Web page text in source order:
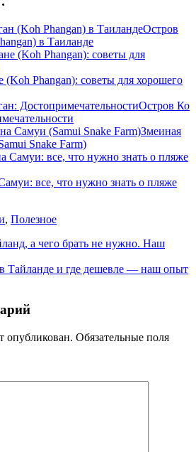
Остров
в Таиланде
Phangan): советы для хорошего
Остров Ко
Змеиная
Snake Farm)
все, что нужно знать о пляже
, Полезное
а чего брать не нужно. Наш
Тайланде и где дешевле — наш опыт
опубликован. Обязательные поля